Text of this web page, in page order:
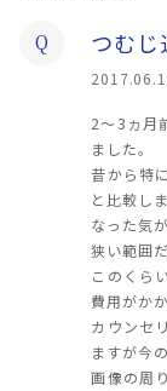
Q つむじ
2〜3ヵ月
ました。
昔から特
と比較し
なった気が
狭い範囲
このくら
費用がか
カウンセ
ますが今
画像の周